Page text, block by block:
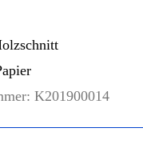
K201900014